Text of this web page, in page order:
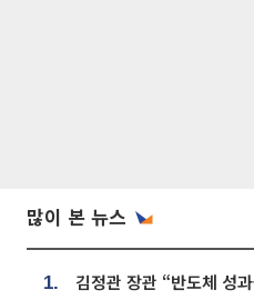
많이 본 뉴스
1.